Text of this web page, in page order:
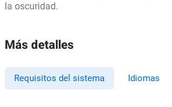
la oscuridad.
Más detalles
Requisitos del sistema Idiomas